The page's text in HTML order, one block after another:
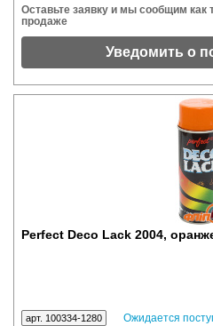
Оставьте заявку и мы сообщим как
продаже
Уведомить о
Perfect Deco Lack 2004,
арт. 100334-1280 Ожидается